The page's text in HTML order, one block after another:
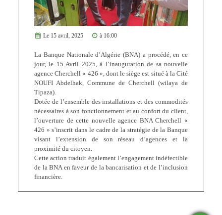
Le 15 avril, 2025 à 16:00
La Banque Nationale d’Algérie (BNA) a procédé, en ce
jour, le 15 Avril 2025, à l’inauguration de sa nouvelle
agence Cherchell « 426 », dont le siège est situé à la Cité
NOUFI Abdelhak, Commune de Cherchell (wilaya de
Tipaza).
Dotée de l’ensemble des installations et des commodités
nécessaires à son fonctionnement et au confort du client,
l’ouverture de cette nouvelle agence BNA Cherchell «
426 » s’inscrit dans le cadre de la stratégie de la Banque
visant l’extension de son réseau d’agences et la
proximité du citoyen.
Cette action traduit également l’engagement indéfectible
de la BNA en faveur de la bancarisation et de l’inclusion
financière.